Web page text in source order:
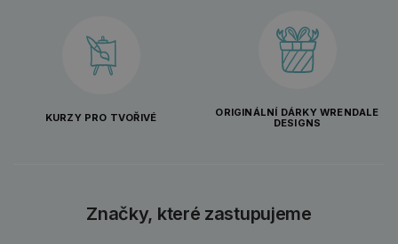
KURZY PRO TVOŘIVÉ
ORIGINÁLNÍ DÁRKY WRENDALE
DESIGNS
Značky, které zastupujeme